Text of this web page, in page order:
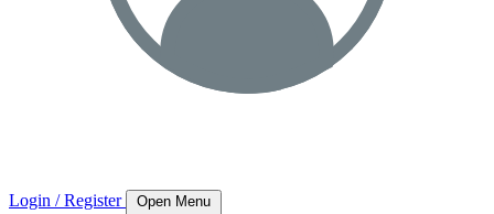
Login / Register Open Menu